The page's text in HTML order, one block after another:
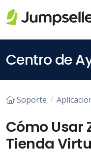
Centro de
Soporte
Cómo Usar
Tienda